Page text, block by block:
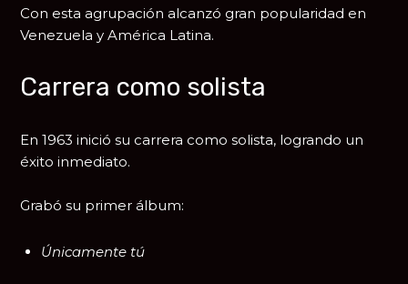
Con esta agrupación alcanzó gran popularidad en
Venezuela y América Latina.
Carrera como solista
En 1963 inició su carrera como solista, logrando un
éxito inmediato.
Grabó su primer álbum:
Únicamente tú